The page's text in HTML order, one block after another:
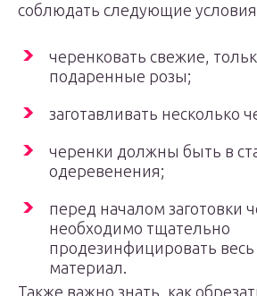
соблюдать следующие
черенковать свежие,
подаренные розы;
заготавливать несколько
черенки должны быть в
одеревенения;
перед началом заготовки
необходимо тщательно
продезинфицировать
материал.
Также важно знать, как